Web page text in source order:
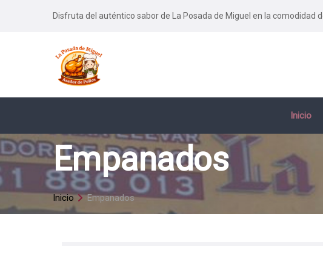
Disfruta del auténtico sabor de La Posada de Miguel en la comodidad
Inicio
Empanados
Inicio Empanados